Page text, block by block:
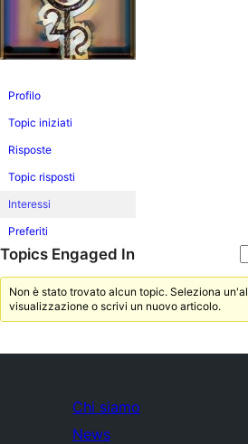
Profilo
Topic iniziati
Risposte
Topic risposti
Interessi
Preferiti
Topics Engaged In
Non è stato trovato alcun topic. Seleziona
visualizzazione o scrivi un nuovo articolo.
Chi siamo
News